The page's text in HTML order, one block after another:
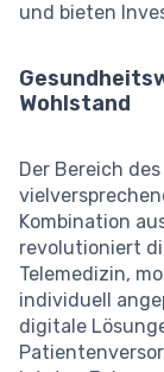
und bieten
Wohlstand
Der Bereich des
Kombination
revolutioniert
Telemedizin,
individuell
digitale